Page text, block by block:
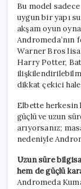
Bu model
uygun bir yapı
akşam oyun
Andromeda’nın
Warner Bros
Harry Potter,
dikkat çekici
Elbette herkesin
güçlü ve uzun
arıyorsanız;
nedeniyle
Uzun süre
hem de güçlü
Andromeda